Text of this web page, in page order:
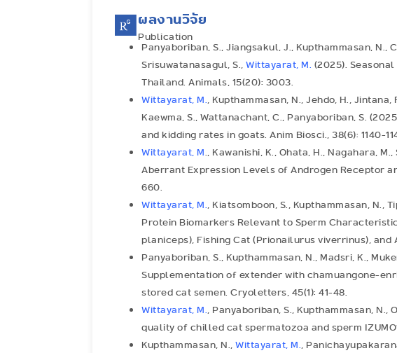
ผลงานวิจัย
Publication
Panyaboriban, S., Jiangsakul, J., Kupthammasan, N.,
Srisuwatanasagul, S.,Wittayarat, M. (2025).
Thailand. Animals, 15(20): 3003.
Wittayarat, M., Kupthammasan, N., Jehdo, H.,
Kaewma, S., Wattanachant, C., Panyaboriban, S.
and kidding rates in goats. Anim Biosci., 38(6): 1140-
Wittayarat, M., Kawanishi, K., Ohata, H., Nagahara,
Aberrant Expression Levels of Androgen Receptor
660.
Wittayarat, M., Kiatsomboon, S., Kupthammasan, N.,
Protein Biomarkers Relevant to Sperm
planiceps), Fishing Cat (Prionailurus viverrinus), and
Panyaboriban, S., Kupthammasan, N., Madsri, K.,
Supplementation of extender with chamuangone-
stored cat semen. Cryoletters, 45(1): 41-48.
Wittayarat, M., Panyaboriban, S., Kupthammasan,
quality of chilled cat spermatozoa and sperm
Kupthammasan, N.,Wittayarat, M.,